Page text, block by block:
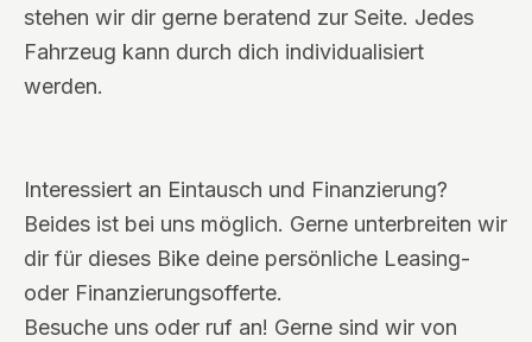
stehen wir dir gerne beratend zur Seite. Jedes
Fahrzeug kann durch dich individualisiert
werden.
Interessiert an Eintausch und Finanzierung?
Beides ist bei uns möglich. Gerne unterbreiten wir
dir für dieses Bike deine persönliche Leasing-
oder Finanzierungsofferte.
Besuche uns oder ruf an! Gerne sind wir von